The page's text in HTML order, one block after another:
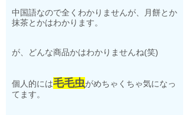
中国語なので全くわかりませんが、月餅とか
抹茶とかはわかります。
が、どんな商品かはわかりませんね(笑)
個人的には毛毛虫がめちゃくちゃ気になっ
てます。